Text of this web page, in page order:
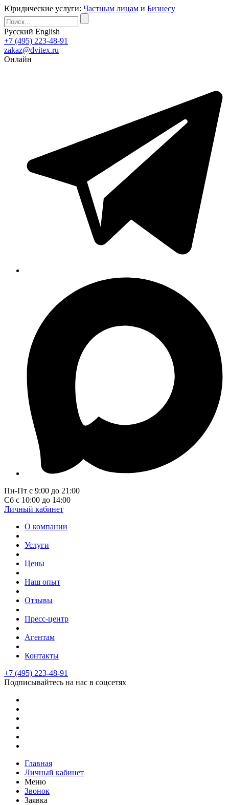
Юридические услуги: Частным лицам и Бизнесу
Русский English
+7 (495) 223-48-91
zakaz@dvitex.ru
Онлайн
Пн-Пт с 9:00 до 21:00
Сб с 10:00 до 14:00
Личный кабинет
О компании
Услуги
Цены
Наш опыт
Отзывы
Пресс-центр
Агентам
Контакты
+7 (495) 223-48-91
Подписывайтесь на нас в соцсетях
Главная
Личный кабинет
Меню
Звонок
Заявка